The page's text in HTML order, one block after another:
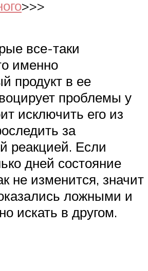
>>>
все-таки
именно
продукт в ее
проблемы у
исключить его из
за
реакцией. Если
дней состояние
не изменится, значит
ложными и
искать в другом.